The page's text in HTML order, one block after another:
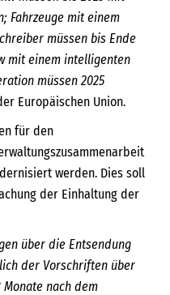
Fahrzeuge mit einem
müssen bis Ende
mit einem intelligenten
müssen 2025
Europäischen Union.
für den
werden. Dies soll
der Einhaltung der
über die Entsendung
der Vorschriften über
nach dem